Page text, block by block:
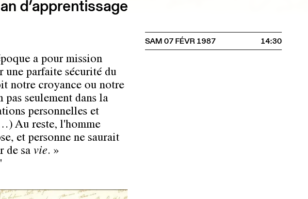
d’apprentissage
a pour mission
une parfaite sécurité du
notre croyance ou notre
seulement dans la
personnelles et
Au reste, l'homme
et personne ne saurait
de sa vie. »
SAM 07 FÉVR 1987 14:30